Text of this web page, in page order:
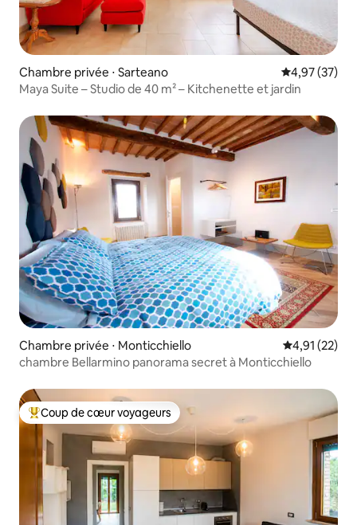
Chambre privée ⋅ Sarteano Évaluation
4,97 (37)
Maya Suite – Studio de 40 m² – Kitchenette et jardin
Chambre privée ⋅ Monticchiello Évaluation
4,91 (22)
chambre Bellarmino panorama secret à Monticchiello
Coups de cœur voyageurs les plus appréciés
Coup de cœur voyageurs